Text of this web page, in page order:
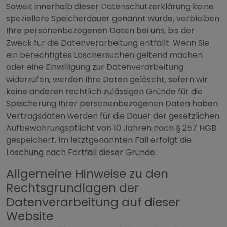
Soweit innerhalb dieser Datenschutzerklärung keine
speziellere Speicherdauer genannt wurde, verbleiben
Ihre personenbezogenen Daten bei uns, bis der
Zweck für die Datenverarbeitung entfällt. Wenn Sie
ein berechtigtes Löschersuchen geltend machen
oder eine Einwilligung zur Datenverarbeitung
widerrufen, werden Ihre Daten gelöscht, sofern wir
keine anderen rechtlich zulässigen Gründe für die
Speicherung Ihrer personenbezogenen Daten haben
Vertragsdaten werden für die Dauer der gesetzlichen
Aufbewahrungspflicht von 10 Jahren nach § 257 HGB
gespeichert. Im letztgenannten Fall erfolgt die
Löschung nach Fortfall dieser Gründe.
Allgemeine Hinweise zu den
Rechtsgrundlagen der
Datenverarbeitung auf dieser
Website